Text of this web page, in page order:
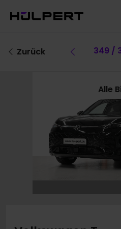
Zurück 349 /
Alle